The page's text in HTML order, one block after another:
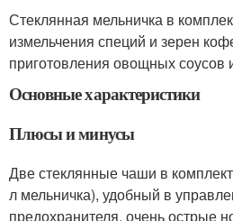
Стеклянная мельничка в
измельчения специй и зерен
приготовления овощных соусов
Основные характеристики
Плюсы и минусы
Две стеклянные чаши в
л мельничка), удобный в
предохранителя, очень острые